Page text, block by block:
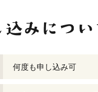
何度も申し込み可